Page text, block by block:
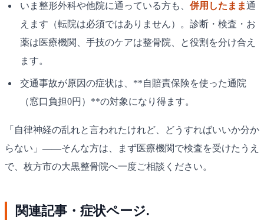
いま整形外科や他院に通っている方も、 併用したまま通
えます（転院は必須ではありません）。診断・検査・お
薬は医療機関、手技のケアは整骨院、と役割を分け合え
ます。
交通事故が原因の症状は、**自賠責保険を使った通院
（窓口負担0円）**の対象になり得ます。
「自律神経の乱れと言われたけれど、どうすればいいか分か
らない」——そんな方は、まず医療機関で検査を受けたうえ
で、枚方市の大黒整骨院へ一度ご相談ください。
関連記事・症状ページ.